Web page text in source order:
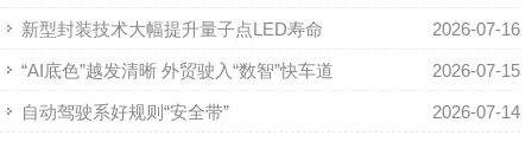
2026-07-16
新型封装技术大幅提升量子点LED寿命
2026-07-15
“AI底色”越发清晰 外贸驶入“数智”快车道
2026-07-14
自动驾驶系好规则“安全带”